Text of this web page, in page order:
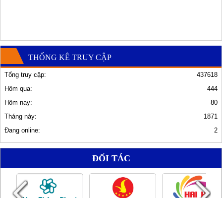
THỐNG KÊ TRUY CẬP
437618
Tổng truy cập:
444
Hôm qua:
80
Hôm nay:
1871
Tháng này:
2
Đang online:
ĐỐI TÁC